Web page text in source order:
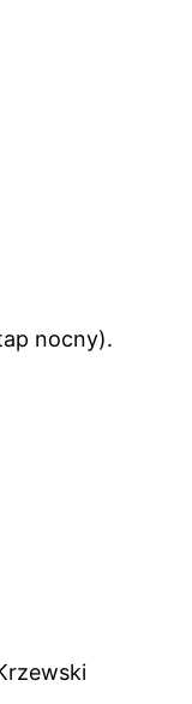
nocny).